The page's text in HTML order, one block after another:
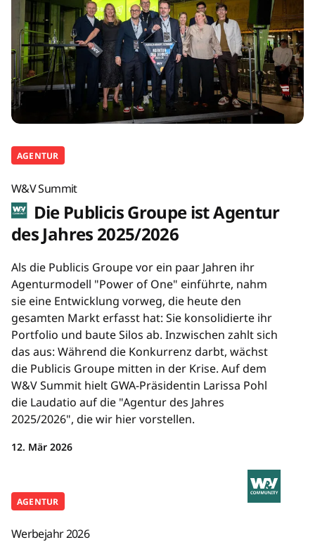
AGENTUR
W&V Summit
Die Publicis Groupe ist Agentur
des Jahres 2025/2026
Als die Publicis Groupe vor ein paar Jahren ihr
Agenturmodell "Power of One" einführte, nahm
sie eine Entwicklung vorweg, die heute den
gesamten Markt erfasst hat: Sie konsolidierte ihr
Portfolio und baute Silos ab. Inzwischen zahlt sich
das aus: Während die Konkurrenz darbt, wächst
die Publicis Groupe mitten in der Krise. Auf dem
W&V Summit hielt GWA-Präsidentin Larissa Pohl
die Laudatio auf die "Agentur des Jahres
2025/2026", die wir hier vorstellen.
12. Mär 2026
AGENTUR
Werbejahr 2026